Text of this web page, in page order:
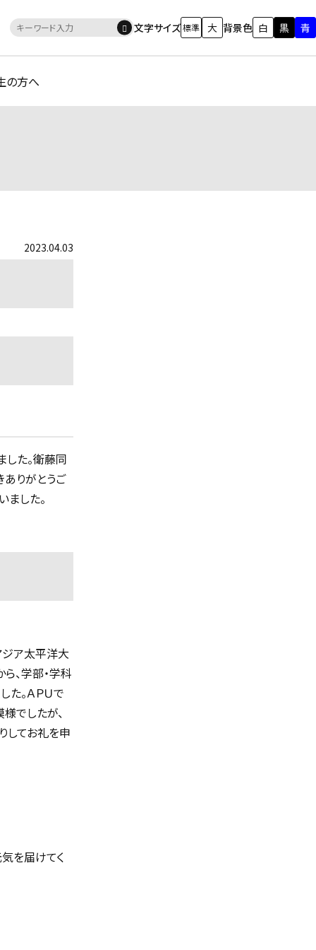
文字サイズ標準 大 背景色 白 黒 青
の方へ
2023.04.03
た。衛藤同
りがとうご
ました。
ジア太平洋大
、学部・学科
。ＡＰＵで
でしたが、
してお礼を申
を届けてく